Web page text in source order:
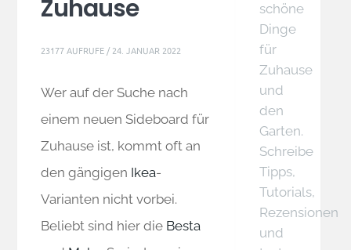
Zuhause
23177 AUFRUFE /24. JANUAR 2022
Wer auf der Suche nach
einem neuen Sideboard für
Zuhause ist, kommt oft an
den gängigen Ikea-
Varianten nicht vorbei.
Beliebt sind hier die Besta
schöne
Dinge
für
Zuhause
und
den
Garten.
Schreibe
Tipps,
Tutorials,
Rezensionen
und